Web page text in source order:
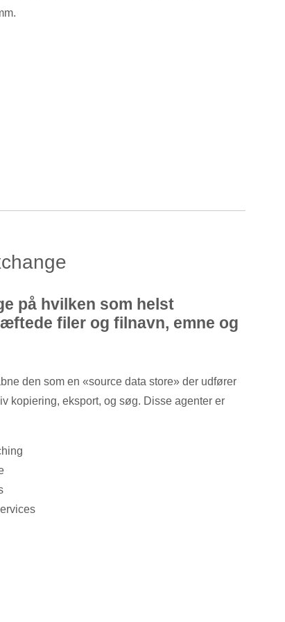
på hvilken som helst
filer og filnavn, emne og
den som en «source data store» der udfører
kopiering, eksport, og søg. Disse agenter er